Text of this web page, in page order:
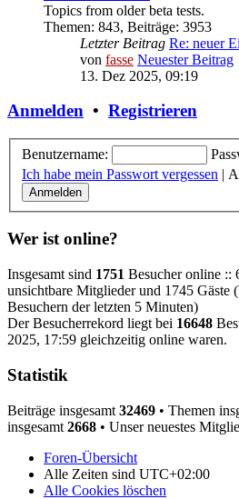
Topics from older beta tests.
Themen: 843, Beiträge: 3953
Letzter Beitrag Re: neuer
von fasse Neuester Beitrag
13. Dez 2025, 09:19
Anmelden • Registrieren
Benutzername:
Ich habe mein Passwort vergessen |
Wer ist online?
Insgesamt sind 1751 Besucher online ::
unsichtbare Mitglieder und 1745 Gäste
Besuchern der letzten 5 Minuten)
Der Besucherrekord liegt bei 16648
2025, 17:59 gleichzeitig online waren.
Statistik
Beiträge insgesamt 32469 • Themen
insgesamt 2668 • Unser neuestes
Foren-Übersicht
Alle Zeiten sind UTC+02:00
Alle Cookies löschen